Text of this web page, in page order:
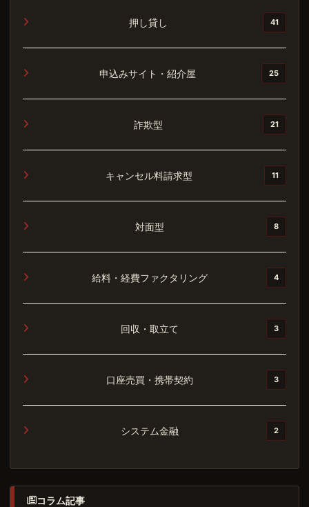
押し貸し 41
申込みサイト・紹介屋 25
詐欺型 21
キャンセル料請求型 11
対面型 8
給料・経費ファクタリング 4
回収・取立て 3
口座売買・携帯契約 3
システム金融 2
コラム記事